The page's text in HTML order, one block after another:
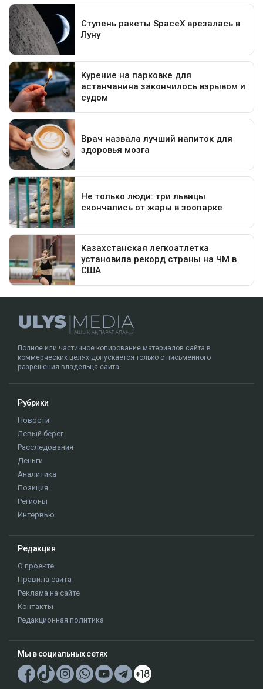
Полное или частичное копирование материалов сайта в
коммерческих целях допускается только с письменного
разрешения владельца сайта.
Рубрики
Новости
Левый берег
Расследования
Деньги
Аналитика
Позиция
Регионы
Интервью
Редакция
О проекте
Правила сайта
Реклама на сайте
Контакты
Редакционная политика
Мы в социальных сетях